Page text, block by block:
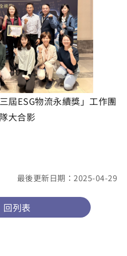
屆ESG物流永續獎」工作團
隊大合影
最後更新日期：2025-04-29
回列表